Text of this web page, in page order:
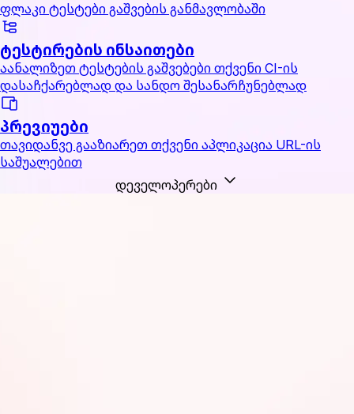
ფლაკი ტესტები გაშვების განმავლობაში
ტესტირების ინსაითები
აანალიზეთ ტესტების გაშვებები თქვენი CI-ის
დასაჩქარებლად და სანდო შესანარჩუნებლად
პრევიუები
თავიდანვე გააზიარეთ თქვენი აპლიკაცია URL-ის
საშუალებით
დეველოპერები